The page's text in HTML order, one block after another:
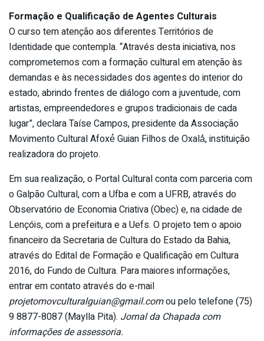
Formação e Qualificação de Agentes Culturais
O curso tem atenção aos diferentes Territórios de
Identidade que contempla. “Através desta iniciativa, nos
comprometemos com a formação cultural em atenção às
demandas e às necessidades dos agentes do interior do
estado, abrindo frentes de diálogo com a juventude, com
artistas, empreendedores e grupos tradicionais de cada
lugar”, declara Taíse Campos, presidente da Associação
Movimento Cultural Afoxé́ Guian Filhos de Oxalá́, instituição
realizadora do projeto.
Em sua realização, o Portal Cultural conta com parceria com
o Galpão Cultural, com a Ufba e com a UFRB, através do
Observatório de Economia Criativa (Obec) e, na cidade de
Lençóis, com a prefeitura e a Uefs. O projeto tem o apoio
financeiro da Secretaria de Cultura do Estado da Bahia,
através do Edital de Formação e Qualificação em Cultura
2016, do Fundo de Cultura. Para maiores informações,
entrar em contato através do e-mail
projetomovculturalguian@gmail.comou pelo telefone (75)
9 8877-8087 (Maylla Pita). Jornal da Chapada com
informações de assessoria.